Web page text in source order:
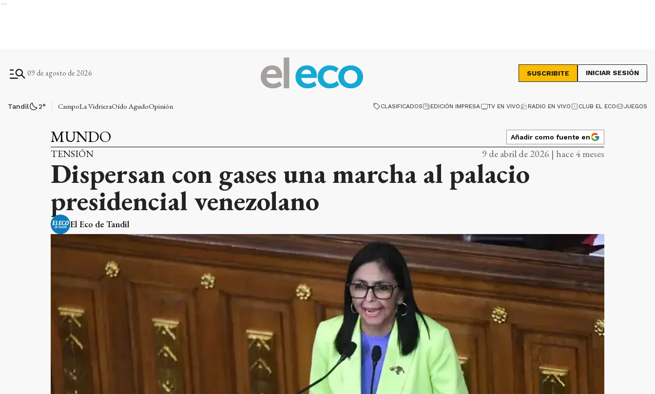
Ads
09 de agosto de 2026 SUSCRIBITE INICIAR SESIÓN
Tandil 2° CampoLa VidrieraOído AgudoOpinión CLASIFICADOS EDICIÓN IMPRESA TV EN VIVO RADIO EN VIVO CLUB EL ECO JUEGOS
MUNDO Añadir como fuente en
TENSIÓN 9 de abril de 2026 | hace 4 meses
Dispersan con gases una marcha al palacio
presidencial venezolano
El Eco de Tandil